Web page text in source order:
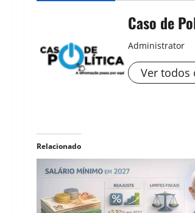
Caso de
Administrator
Ver todos
Relacionado